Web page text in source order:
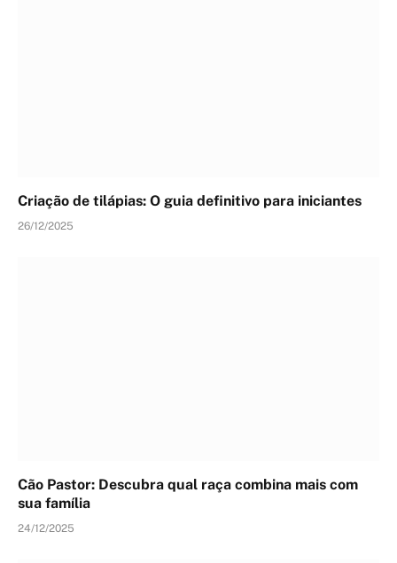
Criação de tilápias: O guia definitivo para iniciantes
26/12/2025
Cão Pastor: Descubra qual raça combina mais com
sua família
24/12/2025